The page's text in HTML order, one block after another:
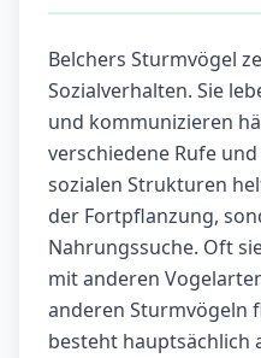
Belchers Sturmvögel
Sozialverhalten. Sie
und kommunizieren
verschiedene Rufe
sozialen Strukturen
der Fortpflanzung,
Nahrungssuche. Oft
mit anderen
anderen Sturmvögeln
besteht hauptsächlich